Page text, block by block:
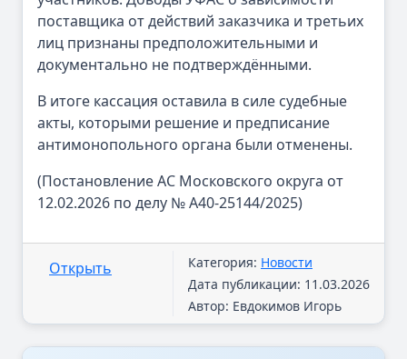
поставщика от действий заказчика и третьих
лиц признаны предположительными и
документально не подтверждёнными.
В итоге кассация оставила в силе судебные
акты, которыми решение и предписание
антимонопольного органа были отменены.
(Постановление АС Московского округа от
12.02.2026 по делу № А40-25144/2025)
Открыть Категория: Новости
Дата публикации: 11.03.2026
Автор: Евдокимов Игорь